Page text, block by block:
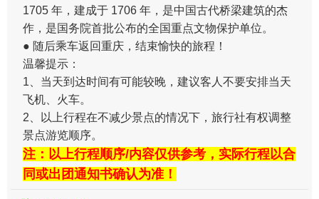
1705 年，建成于 1706 年，是中国古代桥梁建筑的杰
作，是国务院首批公布的全国重点文物保护单位。
● 随后乘车返回重庆，结束愉快的旅程！
温馨提示：
1、当天到达时间有可能较晚，建议客人不要安排当天
飞机、火车。
2、以上行程在不减少景点的情况下，旅行社有权调整
景点游览顺序。
注：以上行程顺序/内容仅供参考，实际行程以合
同或出团通知书确认为准！